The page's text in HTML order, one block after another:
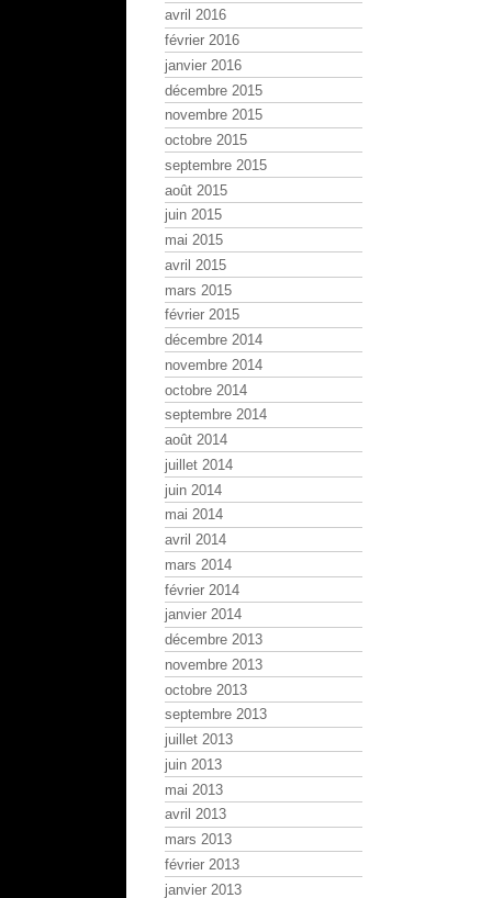
avril 2016
février 2016
janvier 2016
décembre 2015
novembre 2015
octobre 2015
septembre 2015
août 2015
juin 2015
mai 2015
avril 2015
mars 2015
février 2015
décembre 2014
novembre 2014
octobre 2014
septembre 2014
août 2014
juillet 2014
juin 2014
mai 2014
avril 2014
mars 2014
février 2014
janvier 2014
décembre 2013
novembre 2013
octobre 2013
septembre 2013
juillet 2013
juin 2013
mai 2013
avril 2013
mars 2013
février 2013
janvier 2013